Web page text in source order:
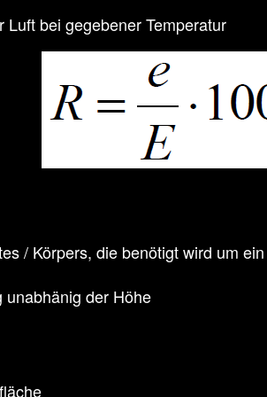
bei gegebener Temperatur
/ Körpers, die benötigt wird um
der Höhe